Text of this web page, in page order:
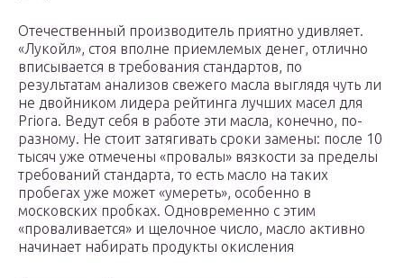
Отечественный производитель приятно удивляет.
«Лукойл», стоя вполне приемлемых денег, отлично
вписывается в требования стандартов, по
результатам анализов свежего масла выглядя чуть ли
не двойником лидера рейтинга лучших масел для
Priora. Ведут себя в работе эти масла, конечно, по-
разному. Не стоит затягивать сроки замены: после 10
тысяч уже отмечены «провалы» вязкости за пределы
требований стандарта, то есть масло на таких
пробегах уже может «умереть», особенно в
московских пробках. Одновременно с этим
«проваливается» и щелочное число, масло активно
начинает набирать продукты окисления